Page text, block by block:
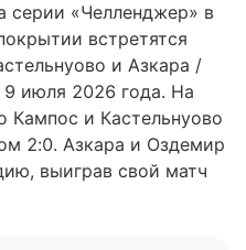
серии «Челленджер» в
встретятся
и Азкара /
июля 2026 года. На
Кампос и Кастельнуово
2:0. Азкара и Оздемир
выиграв свой матч